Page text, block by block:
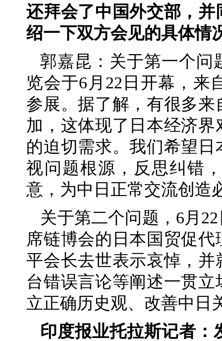
还拜会了中国外交部，
绍一下双方会见的具体情
郭嘉昆：关于第一个问
览会于6月22日开幕，来
参展。据了解，有很多
加，这体现了日本经济
的迫切需求。我们希望
视问题根源，反思纠错
意，为中日正常交流创造
关于第二个问题，6月
席链博会的日本国贸促
平会长去世表示哀悼，
台错误言论等阐述一贯
立正确历史观、改善中日
印度报业托拉斯记者：